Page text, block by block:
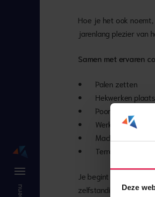
Deze
Hoe je het ook
jarenlang plezier van
Samen met ervaren
Palen zetten
Hekwerken
Poorten monteren
Werken met hout,
Machines en
Terreinen netjes
Je begint onder
zelfstandig